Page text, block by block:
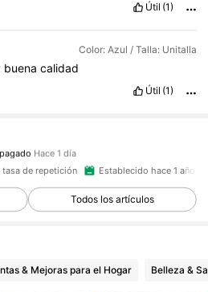
Útil (1)
Color: Azul / Talla: Unitalla
buena calidad
Útil (1)
pagado Hace 1 día
Hace 1 día
Seguidores
de repetición Establecido hace 1 año
Todos los artículos
& Mejoras para el Hogar Belleza &